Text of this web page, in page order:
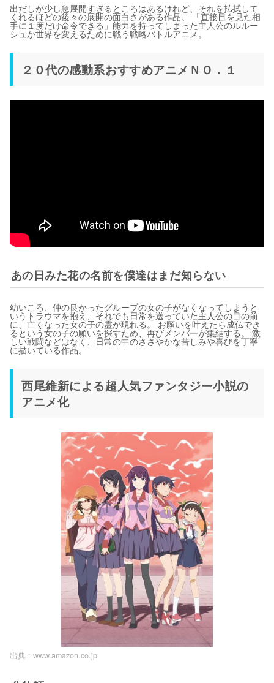
出だしが少し急展開すぎるところはあるけれど、それを払拭して
くれるほどの後々の展開の面白さがある作品。 「直接目を見た相
手に１度だけ命令できる」能力を持ってしまった主人公のルルー
シュが世界を変えるために戦う戦略バトルアニメ。
２０代の感動系おすすめアニメＮＯ．１
あの日みた花の名前を僕達はまだ知らない
幼いころ、仲の良かったグループの女の子がなくなってしまうと
いうトラウマを抱え、それでも日常を送っていた主人公の目の前
に、亡くなった女の子の霊が現れる。 お願いを叶えたら成仏でき
るという女の子の願いを探すため、再びメンバーが集結する。 激
しい戦闘などはなく、日常の中のささやかな苦しみや喜びを丁寧
に描いている作品。
西尾維新による超人気ファンタジー小説の
アニメ化
出典 : www.amazon.co.jp